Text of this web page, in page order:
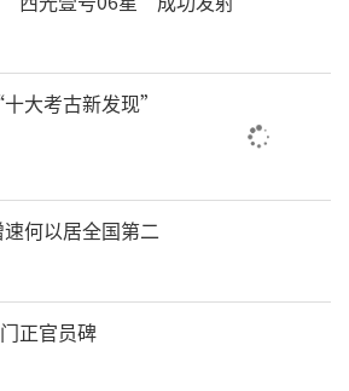
大考古新发现”
何以居全国第二
正官员碑